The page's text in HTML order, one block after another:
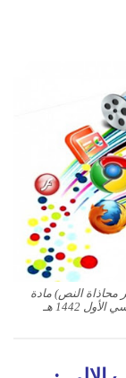
محاذاة النص) مادة
1442 هـ